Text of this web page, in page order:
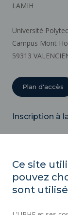
LAMIH
Université
Campus Mont
59313
Plan d'accès
Inscription à
ACTES
Ce site
pouvez
sont